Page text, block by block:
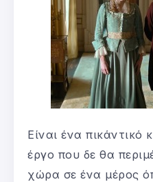
Είναι ένα πικάντικό
έργο που δε θα
χώρα σε ένα μέρος